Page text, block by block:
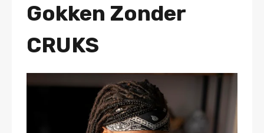
Gokken Zonder
CRUKS